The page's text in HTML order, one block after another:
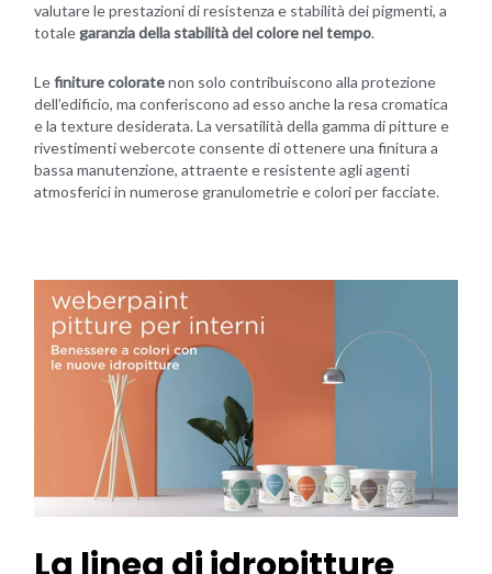
valutare le prestazioni di resistenza e stabilità dei pigmenti, a
totalegaranzia della stabilità del colore nel tempo.
Lefiniture coloratenon solo contribuiscono alla protezione
dell’edificio, ma conferiscono ad esso anche la resa cromatica
e la texture desiderata. La versatilità della gamma di pitture e
rivestimenti webercote consente di ottenere una finitura a
bassa manutenzione, attraente e resistente agli agenti
atmosferici in numerose granulometrie e colori per facciate.